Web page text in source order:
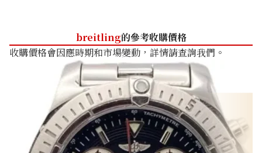
breitling的參考收購價格
收購價格會因應時期和市場變動，詳情請查詢我們。